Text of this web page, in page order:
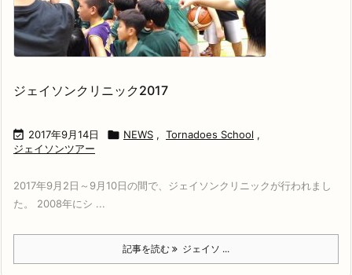
ジェイソンクリニック2017
 2017年9月14日  NEWS , Tornadoes School ,
ジェイソンツアー
2017年9月2日～9月10日の間で、ジェイソンクリニックが行われまし
た。 2008年にシ ...
記事を読む ジェイソ ...